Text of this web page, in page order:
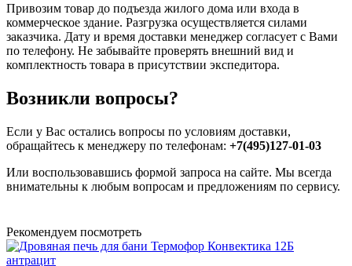
Привозим товар до подъезда жилого дома или входа в
коммерческое здание. Разгрузка осуществляется силами
заказчика. Дату и время доставки менеджер согласует с Вами
по телефону. Не забывайте проверять внешний вид и
комплектность товара в присутствии экспедитора.
Возникли вопросы?
Если у Вас остались вопросы по условиям доставки,
обращайтесь к менеджеру по телефонам: +7(495)127-01-03
Или воспользовавшись формой запроса на сайте. Мы всегда
внимательны к любым вопросам и предложениям по сервису.
Рекомендуем посмотреть